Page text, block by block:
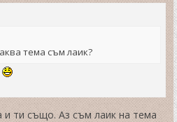
тема съм лаик?
и ти също. Аз съм лаик на тема